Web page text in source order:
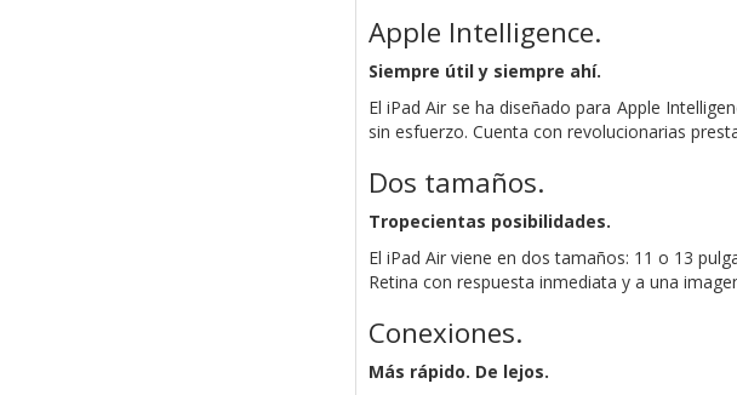
Apple Intelligence.
Siempre útil y siempre ahí.
El iPad Air se ha diseñado para Apple
sin esfuerzo. Cuenta con revolucionarias
Dos tamaños.
Tropecientas posibili­dades.
El iPad Air viene en dos tamaños: 11 o 13
Retina con respuesta inmediata y a una
Conexiones.
Más rápido. De lejos.